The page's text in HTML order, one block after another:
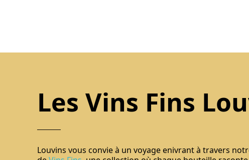
Les Vins Fins
Louvins vous convie à un voyage enivrant à travers